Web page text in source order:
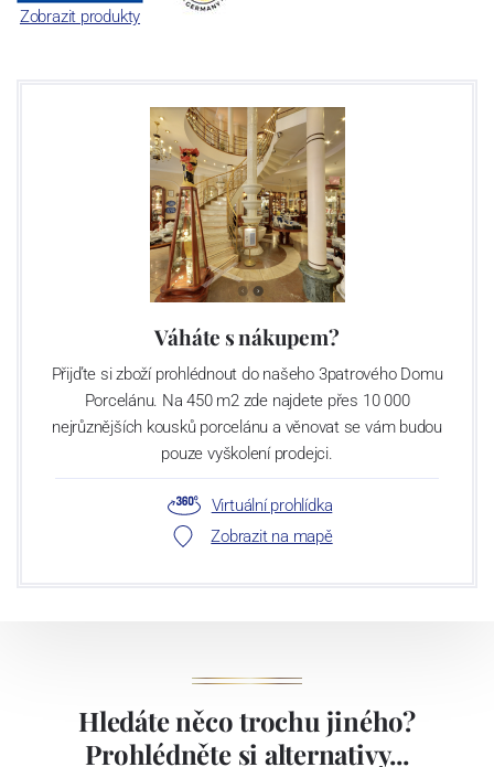
Zobrazit produkty
Váháte s nákupem?
Přijďte si zboží prohlédnout do našeho 3patrového Domu
Porcelánu. Na 450 m2 zde najdete přes 10 000
nejrůznějších kousků porcelánu a věnovat se vám budou
pouze vyškolení prodejci.
Virtuální prohlídka
Zobrazit na mapě
Hledáte něco trochu jiného?
Prohlédněte si alternativy...